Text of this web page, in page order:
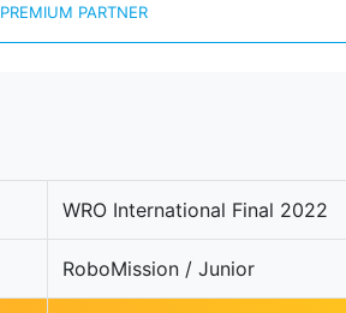
PREMIUM PARTNER
WRO International Final 2022
RoboMission / Junior